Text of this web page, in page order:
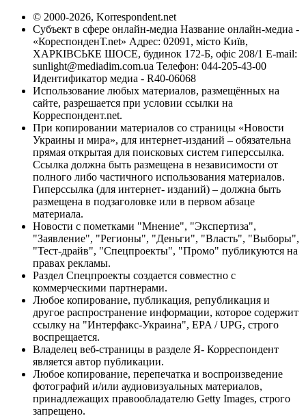
© 2000-2026, Korrespondent.net
Субъект в сфере онлайн-медиа Название онлайн-медиа -
«КореспонденТ.net» Адрес: 02091, місто Київ,
ХАРКІВСЬКЕ ШОСЕ, будинок 172-Б, офіс 208/1 E-mail:
sunlight@mediadim.com.ua Телефон: 044-205-43-00
Идентификатор медиа - R40-06068
Использование любых материалов, размещённых на
сайте, разрешается при условии ссылки на
Корреспондент.net.
При копировании материалов со страницы «Новости
Украины и мира», для интернет-изданий – обязательна
прямая открытая для поисковых систем гиперссылка.
Ссылка должна быть размещена в независимости от
полного либо частичного использования материалов.
Гиперссылка (для интернет- изданий) – должна быть
размещена в подзаголовке или в первом абзаце
материала.
Новости с пометками "Мнение", "Экспертиза",
"Заявление", "Регионы", "Деньги", "Власть", "Выборы",
"Тест-драйв", "Спецпроекты", "Промо" публикуются на
правах рекламы.
Раздел Спецпроекты создается совместно с
коммерческими партнерами.
Любое копирование, публикация, републикация и
другое распространение информации, которое содержит
ссылку на "Интерфакс-Украина", EPA / UPG, строго
воспрещается.
Владелец веб-страницы в разделе Я- Корреспондент
является автор публикации.
Любое копирование, перепечатка и воспроизведение
фотографий и/или аудиовизуальных материалов,
принадлежащих правообладателю Getty Images, строго
запрещено.